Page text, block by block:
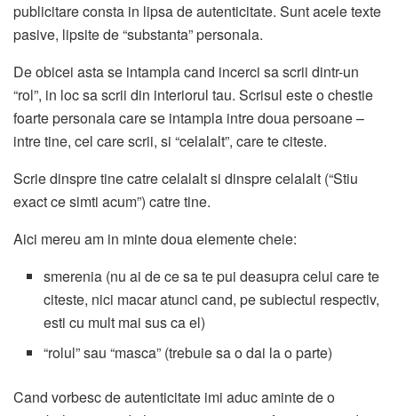
publicitare consta in lipsa de autenticitate. Sunt acele texte
pasive, lipsite de “substanta” personala.
De obicei asta se intampla cand incerci sa scrii dintr-un
“rol”, in loc sa scrii din interiorul tau. Scrisul este o chestie
foarte personala care se intampla intre doua persoane –
intre tine, cel care scrii, si “celalalt”, care te citeste.
Scrie dinspre tine catre celalalt si dinspre celalalt (“Stiu
exact ce simti acum”) catre tine.
Aici mereu am in minte doua elemente cheie:
smerenia (nu ai de ce sa te pui deasupra celui care te
citeste, nici macar atunci cand, pe subiectul respectiv,
esti cu mult mai sus ca el)
“rolul” sau “masca” (trebuie sa o dai la o parte)
Cand vorbesc de autenticitate imi aduc aminte de o